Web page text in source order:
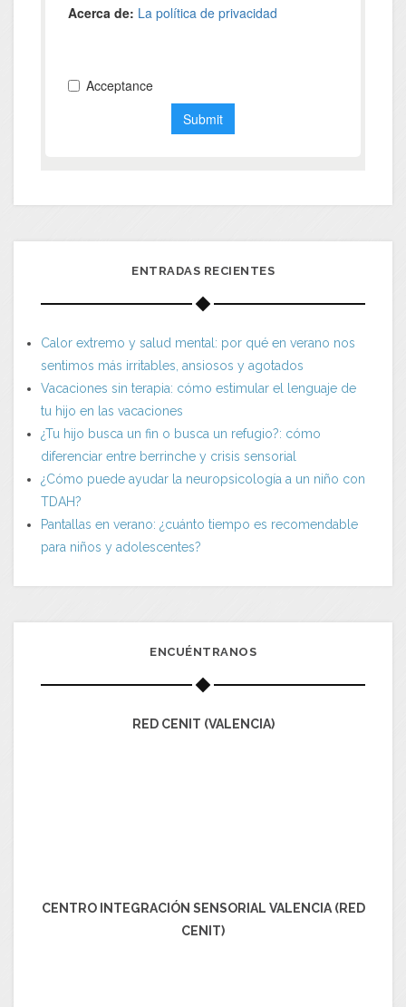
ENTRADAS RECIENTES
Calor extremo y salud mental: por qué en verano nos
sentimos más irritables, ansiosos y agotados
Vacaciones sin terapia: cómo estimular el lenguaje de
tu hijo en las vacaciones
¿Tu hijo busca un fin o busca un refugio?: cómo
diferenciar entre berrinche y crisis sensorial
¿Cómo puede ayudar la neuropsicología a un niño con
TDAH?
Pantallas en verano: ¿cuánto tiempo es recomendable
para niños y adolescentes?
ENCUÉNTRANOS
RED CENIT (VALENCIA)
CENTRO INTEGRACIÓN SENSORIAL VALENCIA (RED
CENIT)